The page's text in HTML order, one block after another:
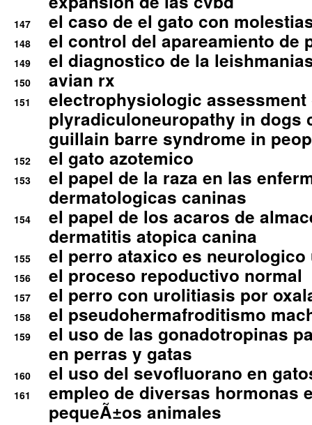
147 el caso de el gato con
148 el control del apareamiento de
149 el diagnostico de la
150 avian rx
151
electrophysiologic assessment
plyradiculoneuropathy in dogs
guillain barre syndrome in
152 el gato azotemico
153
el papel de la raza en las
dermatologicas caninas
154
el papel de los acaros de
dermatitis atopica canina
155 el perro ataxico es
156 el proceso repoductivo normal
157 el perro con urolitiasis por
158 el pseudohermafroditismo
159
el uso de las gonadotropinas
en perras y gatas
160 el uso del sevofluorano en
161
empleo de diversas hormonas
pequeÃ±os animales